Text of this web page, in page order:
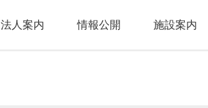
法人案内 情報公開 施設案内